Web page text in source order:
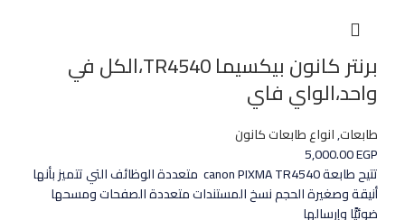
برنتر كانون بيكسيما TR4540،الكل في
واحد،الواي فاي
طابعات,انواع طابعات كانون
5,000.00EGP
تتيح طابعة canon PIXMA TR4540 متعددة الوظائف التي تتميز بأنها
أنيقة وصغيرة الحجم نسخ المستندات متعددة الصفحات ومسحها
ضوئيًّا وإرسالها